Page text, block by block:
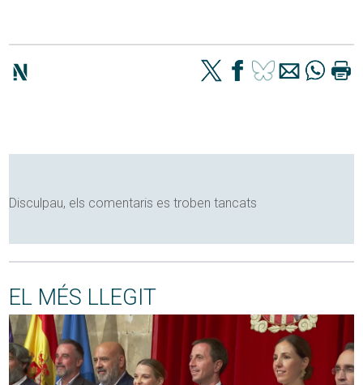
Disculpau, els comentaris es troben tancats
EL MÉS LLEGIT